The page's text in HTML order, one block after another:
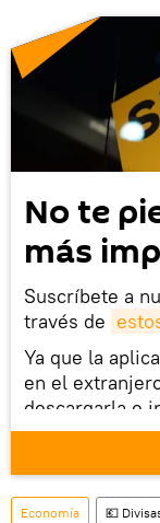
No te
más
Suscríbete a
través de
Ya que la
en el
descargarla e
móvil (¡solo
También
social rusa VK .
Economía 💶